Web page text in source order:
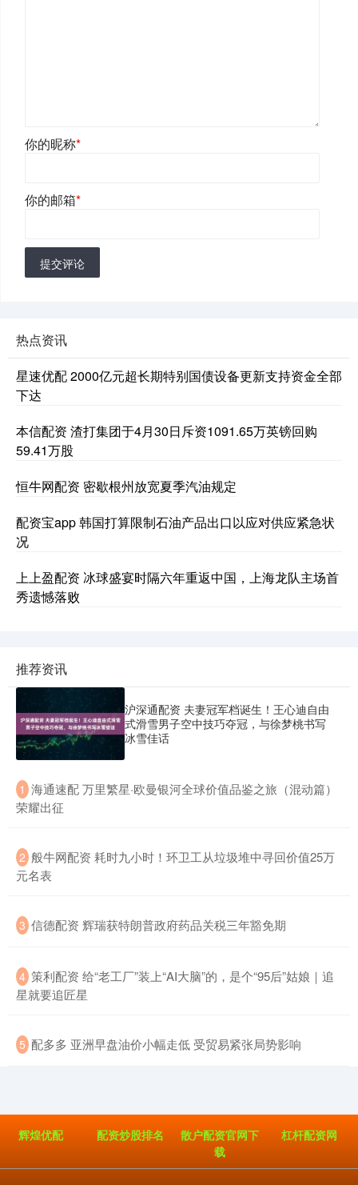
你的昵称*
你的邮箱*
提交评论
热点资讯
星速优配 2000亿元超长期特别国债设备更新支持资金全部
下达
本信配资 渣打集团于4月30日斥资1091.65万英镑回购
59.41万股
恒牛网配资 密歇根州放宽夏季汽油规定
配资宝app 韩国打算限制石油产品出口以应对供应紧急状
况
上上盈配资 冰球盛宴时隔六年重返中国，上海龙队主场首
秀遗憾落败
推荐资讯
沪深通配资 夫妻冠军档诞生！王心迪自由
式滑雪男子空中技巧夺冠，与徐梦桃书写
冰雪佳话
1 ​海通速配 万里繁星·欧曼银河全球价值品鉴之旅（混动篇）
荣耀出征
2 ​般牛网配资 耗时九小时！环卫工从垃圾堆中寻回价值25万
元名表
3 ​信德配资 辉瑞获特朗普政府药品关税三年豁免期
4 ​策利配资 给“老工厂”装上“AI大脑”的，是个“95后”姑娘｜追
星就要追匠星
5 ​配多多 亚洲早盘油价小幅走低 受贸易紧张局势影响
辉煌优配 配资炒股排名
散户配资官网下
载
杠杆配资网